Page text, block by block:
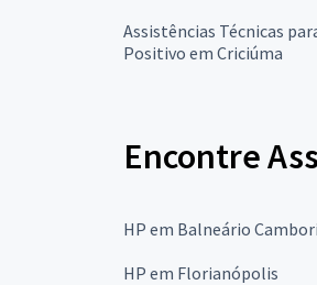
Assistências Técnicas
Positivo em Criciúma
Encontre
HP em Balneário
HP em Florianópolis